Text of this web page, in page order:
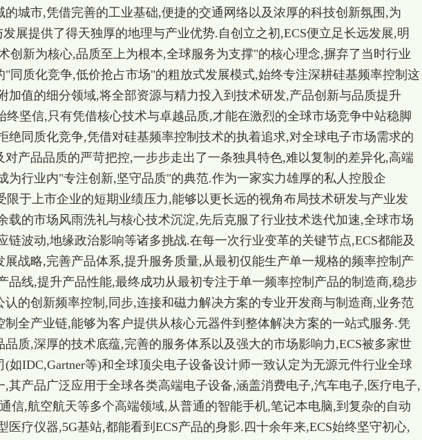
的城市,凭借完善的工业基础,便捷的交通网络以及浓厚的科技创新氛围,为
发展提供了得天独厚的地理与产业优势.自创立之初,ECS便立足长远发展,明
创新为核心,品质至上为根本,全球服务为支撑"的核心理念,摒弃了当时行业
"同质化竞争,低价抢占市场"的粗放式发展模式,始终专注深耕硅基频率控制这
加值的细分领域,将全部资源与精力投入到技术研发,产品创新与品质提升
终坚信,只有凭借核心技术与卓越品质,才能在激烈的全球市场竞争中站稳脚
绝同质化竞争,凭借对硅基频率控制技术的执着追求,对全球电子市场需求的
对产品品质的严苛把控,一步步走出了一条独具特色,难以复制的差异化,高端
为行业内"专注创新,坚守品质"的典范.作为一家实力雄厚的私人控股企
限于上市企业的短期业绩压力,能够以更长远的视角布局技术研发与产业发
载的市场风雨洗礼与核心技术沉淀,先后克服了行业技术迭代加速,全球市场
链波动,地缘政治影响等诸多挑战.在每一次行业变革的关键节点,ECS都能及
展战略,完善产品体系,提升服务质量,从最初仅能生产单一规格的频率控制产
品线,提升产品性能,最终成功从最初专注于单一频率控制产品的制造商,稳步
认的创新频率控制,同步,连接和磁力解决方案的专业开发商与制造商,业务范
制全产业链,能够为客户提供从核心元器件到整体解决方案的一站式服务.凭
品质,深厚的技术底蕴,完善的服务体系以及强大的市场影响力,ECS被多家世
(如IDC,Gartner等)和全球顶尖电子设备设计师一致认定为无源元件行业全球
,其产品广泛应用于全球各类高端电子设备,涵盖消费电子,汽车电子,医疗电子,
信,航空航天等多个高端领域,从普通的智能手机,笔记本电脑,到复杂的自动
医疗仪器,5G基站,都能看到ECS产品的身影.四十余年来,ECS始终坚守初心,